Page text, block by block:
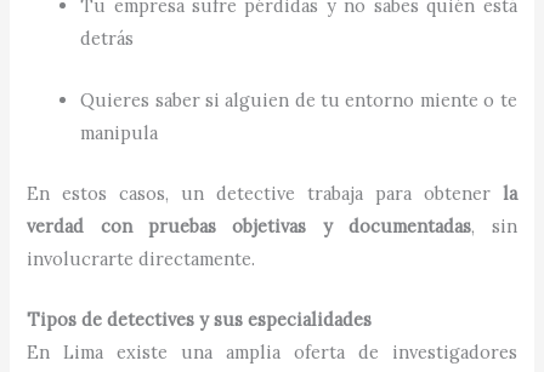
Tu empresa sufre pérdidas y no sabes quién está
detrás
Quieres saber si alguien de tu entorno miente o te
manipula
En estos casos, un detective trabaja para obtener la
verdad con pruebas objetivas y documentadas, sin
involucrarte directamente.
Tipos de detectives y sus especialidades
En Lima existe una amplia oferta de investigadores